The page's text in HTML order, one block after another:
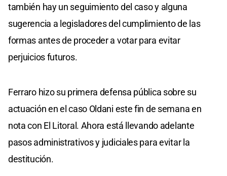
también hay un seguimiento del caso y alguna
sugerencia a legisladores del cumplimiento de las
formas antes de proceder a votar para evitar
perjuicios futuros.
Ferraro hizo su primera defensa pública sobre su
actuación en el caso Oldani este fin de semana en
nota con El Litoral. Ahora está llevando adelante
pasos administrativos y judiciales para evitar la
destitución.